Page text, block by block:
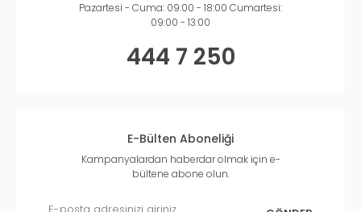
Pazartesi - Cuma: 09:00 - 18:00 Cumartesi:
09:00 - 13:00
444 7 250
E-Bülten Aboneliği
Kampanyalardan haberdar olmak için e-
bültene abone olun.